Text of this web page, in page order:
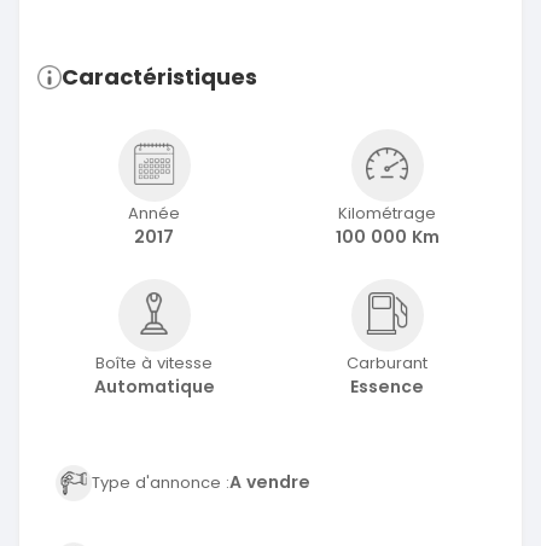
Caractéristiques
Année
2017
Kilométrage
100 000 Km
Boîte à vitesse
Automatique
Carburant
Essence
Type d'annonce :A vendre